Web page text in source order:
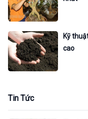
Kỹ
cao
Tin Tức